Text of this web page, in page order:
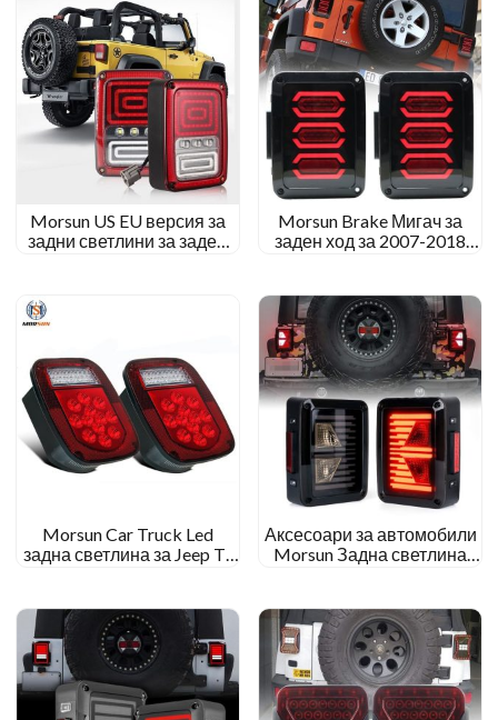
Morsun US EU версия за
задни светлини за заден
Morsun Brake Мигач за
заден ход за 2007-2018
Morsun Car Truck Led
задна светлина за Jeep TJ
Аксесоари за автомобили
Morsun Задна светлина